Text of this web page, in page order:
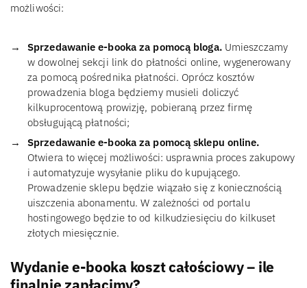
możliwości:
Sprzedawanie e-booka za pomocą bloga.Umieszczamy
w dowolnej sekcji link do płatności online, wygenerowany
za pomocą pośrednika płatności. Oprócz kosztów
prowadzenia bloga będziemy musieli doliczyć
kilkuprocentową prowizję, pobieraną przez firmę
obsługującą płatności;
Sprzedawanie e-booka za pomocą sklepu online.
Otwiera to więcej możliwości: usprawnia proces zakupowy
i automatyzuje wysyłanie pliku do kupującego.
Prowadzenie sklepu będzie wiązało się z koniecznością
uiszczenia abonamentu. W zależności od portalu
hostingowego będzie to od kilkudziesięciu do kilkuset
złotych miesięcznie.
Wydanie e-booka koszt całościowy – ile